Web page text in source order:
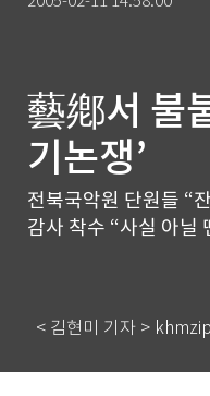
藝鄕서 불
기논쟁’
전북국악원 단원들 “
감사 착수 “사실 아닐
< 김현미 기자 >